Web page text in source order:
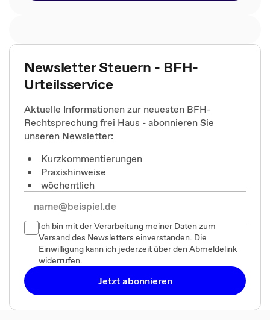
Newsletter Steuern - BFH-
Urteilsservice
Aktuelle Informationen zur neuesten BFH-
Rechtsprechung frei Haus - abonnieren Sie
unseren Newsletter:
Kurzkommentierungen
Praxishinweise
wöchentlich
Ich bin mit der Verarbeitung meiner Daten zum
Versand des Newsletters einverstanden. Die
Einwilligung kann ich jederzeit über den Abmeldelink
widerrufen.
Jetzt abonnieren